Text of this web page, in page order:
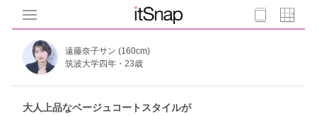
遠藤奈子サン (160cm)
筑波大学四年・23歳
大人上品なベージュコートスタイルが